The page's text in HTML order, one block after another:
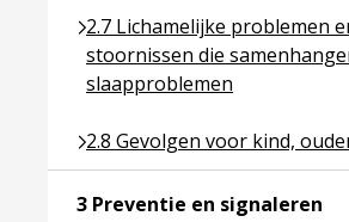
2.7 Lichamelijke problemen
stoornissen die
slaapproblemen
Ga naar pagina over 2.7
2.8 Gevolgen voor kind,
Ga naar pagina over 2.8
3 Preventie en signaleren